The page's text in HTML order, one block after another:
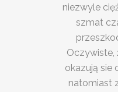
niezwyle
szmat
Oczywiste,
okazują sie
natomiast